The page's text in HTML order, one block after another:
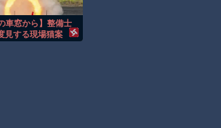
車窓から】整備士
見する現場猫案